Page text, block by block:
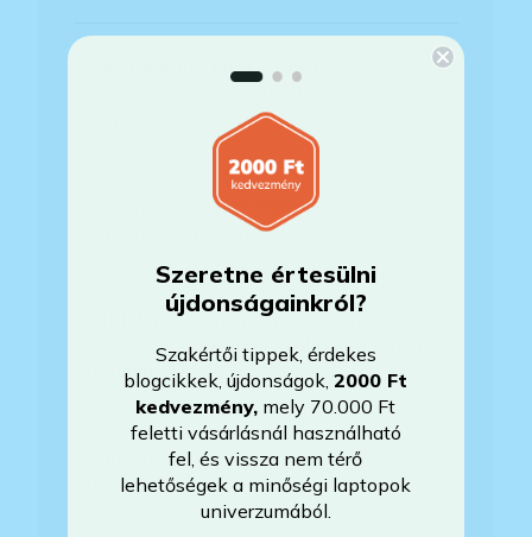
Mikor kapom meg a házhoz
Milyen szoftverek vannak előre
telepítve a laptopra?
Mit jelent, hogy magyar/magyar
kiosztású európai/külföldi kiosztású
a billentyűzet?
Bankkártyával tudok Önöknél
fizetni?
Szeretne értesülni
újdonságainkról?
Szakértői tippek, érdekes
blogcikkek, újdonságok,2000 Ft
kedvezmény, mely 70.000 Ft
feletti vásárlásnál használható
fel, és vissza nem térő
lehetőségek a minőségi laptopok
univerzumából.